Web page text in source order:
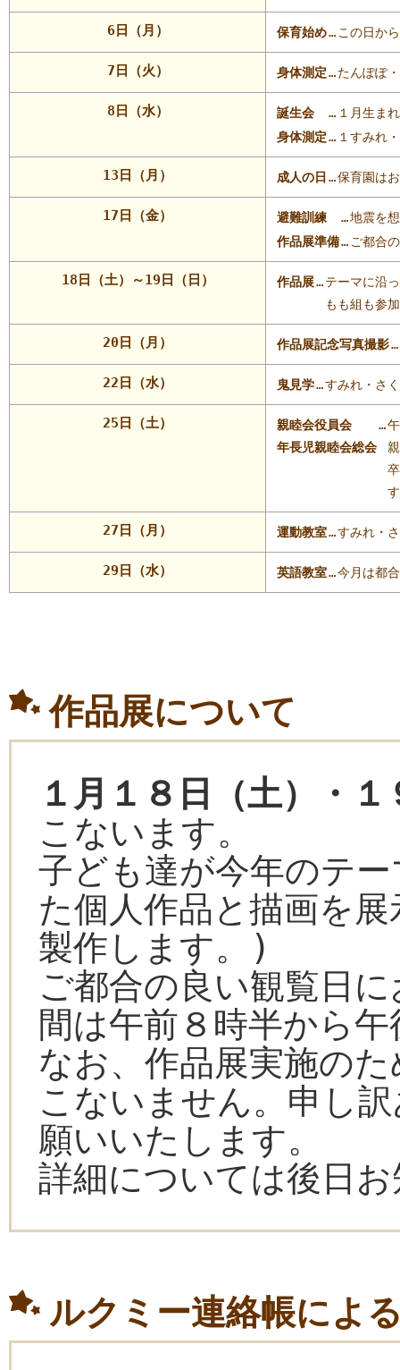
6日（月） 保育始め… この日か
7日（火） 身体測定…たんぽぽ
8日（水） 誕生会 … １月生ま
身体測定… １すみれ
13日（月） 成人の日 …保育園は
17日（金） 避難訓練 …地震を
作品展準備… ご都合
18日（土）～19日（日） 作品展…テーマに沿
もも組も参
20日（月） 作品展記念写真撮影…
22日（水） 鬼見学…すみれ・さ
25日（土）
親睦会役員会
年長児親睦会総会
…
27日（月） 運動教室…すみれ・
29日（水） 英語教室…今月は都
作品展について
１月１８日（土）・
こないます。
子ども達が今年のテ
た個人作品と描画を
製作します。)
ご都合の良い観覧日
間は午前８時半から
なお、作品展実施の
こないません。申し
願いいたします。
詳細については後日
ルクミー連絡帳によ